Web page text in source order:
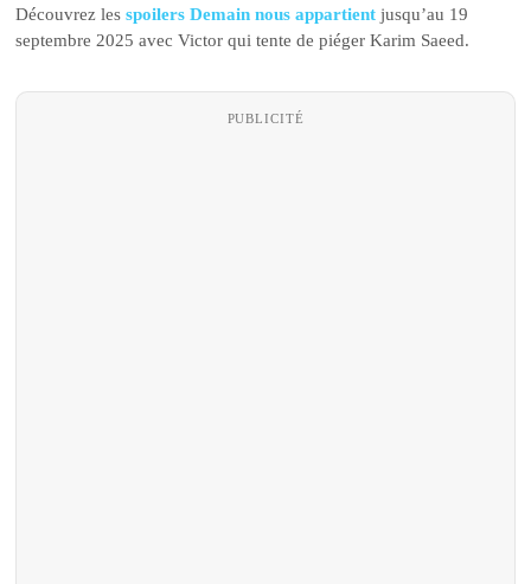
Découvrez lesspoilers Demain nous appartient jusqu’au 19
septembre 2025 avec Victor qui tente de piéger Karim Saeed.
PUBLICITÉ